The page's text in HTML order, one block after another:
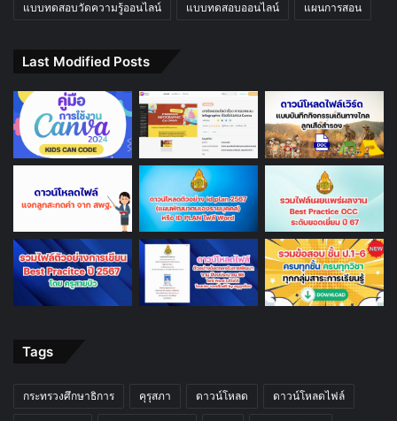
แบบทดสอบวัดความรู้ออนไลน์ แบบทดสอบออนไลน์ แผนการสอน
Last Modified Posts
Tags
กระทรวงศึกษาธิการ คุรุสภา ดาวน์โหลด ดาวน์โหลดไฟล์